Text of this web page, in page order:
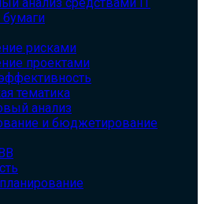
рисками
проектами
тематика
анализ
и бюджетирование